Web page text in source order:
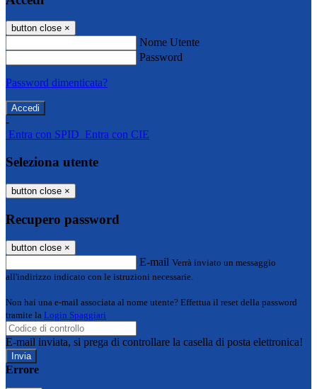
button close ×
Nome Utente
Password
Password dimenticata?
-
Entra con SPID Entra con CIE
Seleziona utente
button close ×
Recupero password
button close ×
E-mail Verrà inviato un messaggio
all'indirizzo indicato con le istruzioni necessarie.
Non hai una e-mail associata al nome utente? Effettua il reset della password
tramite la Login Spaggiari
E-mail inviata, si prega di controllare la casella di posta elettronica!
Errore